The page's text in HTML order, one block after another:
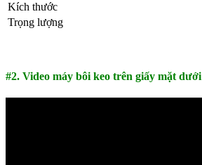
Kích thước
Trọng lượng
#2. Video máy bôi keo trên giấy mặt dưới